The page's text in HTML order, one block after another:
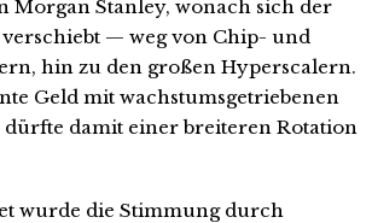
Morgan Stanley, wonach sich der
— weg von Chip- und
hin zu den großen Hyperscalern.
Geld mit wachstumsgetriebenen
damit einer breiteren Rotation
wurde die Stimmung durch